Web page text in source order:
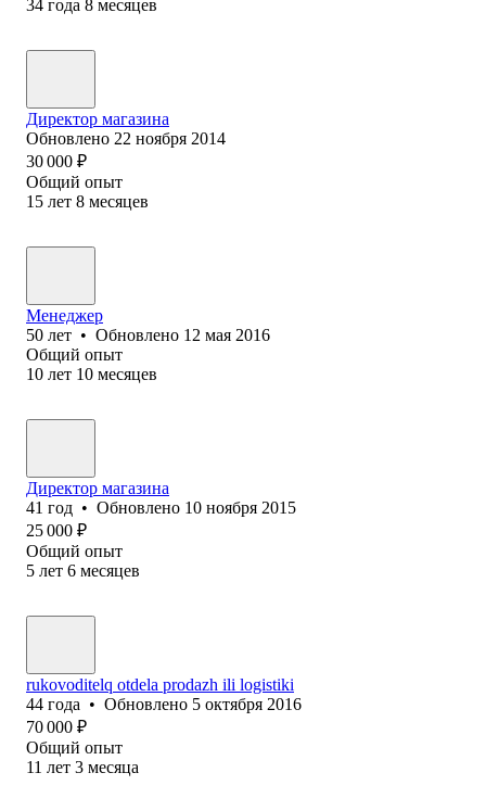
34 года 8 месяцев
Директор магазина
Обновлено 22 ноября 2014
30 000 ₽
Общий опыт
15 лет 8 месяцев
Менеджер
50 лет • Обновлено 12 мая 2016
Общий опыт
10 лет 10 месяцев
Директор магазина
41 год • Обновлено 10 ноября 2015
25 000 ₽
Общий опыт
5 лет 6 месяцев
rukovoditelq otdela prodazh ili logistiki
44 года • Обновлено 5 октября 2016
70 000 ₽
Общий опыт
11 лет 3 месяца